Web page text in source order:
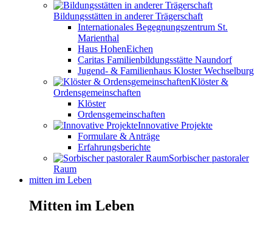
Bildungsstätten in anderer Trägerschaft
Internationales Begegnungszentrum St.
Marienthal
Haus HohenEichen
Caritas Familienbildungsstätte Naundorf
Jugend- & Familienhaus Kloster Wechselburg
Klöster &
Ordensgemeinschaften
Klöster
Ordensgemeinschaften
Innovative Projekte
Formulare & Anträge
Erfahrungsberichte
Sorbischer pastoraler
Raum
mitten im Leben
Mitten im Leben